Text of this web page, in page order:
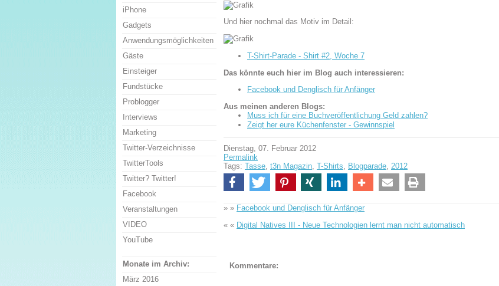
Und hier nochmal das Motiv im Detail:
T-Shirt-Parade - Shirt #2, Woche 7
Das könnte euch hier im Blog auch interessieren:
Facebook und Denglisch für Anfänger
Aus meinen anderen Blogs:
Muss ich für eine Buchveröffentlichung Geld zahlen?
Zeigt her eure Küchenfenster - Gewinnspiel
Dienstag, 07. Februar 2012
Permalink
Tags: Tasse, t3n Magazin, T-Shirts, Blogparade, 2012
» » Facebook und Denglisch für Anfänger
« « Digital Natives III - Neue Technologien lernt man nicht automatisch
Kommentare:
iPhone
Gadgets
Anwendungsmöglichkeiten
Gäste
Einsteiger
Fundstücke
Problogger
Interviews
Marketing
Twitter-Verzeichnisse
TwitterTools
Twitter? Twitter!
Facebook
Veranstaltungen
VIDEO
YouTube
Monate im Archiv:
März 2016